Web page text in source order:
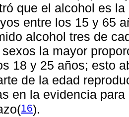
que el alcohol es
entre los 15 y 65
alcohol tres de
la mayor
18 y 25 años; esto
de la edad
en la evidencia
(16).